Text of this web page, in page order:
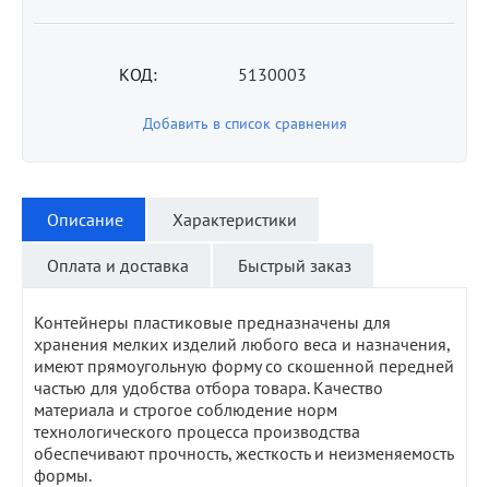
КОД: 5130003
Добавить в список сравнения
Описание Характеристики
Оплата и доставка Быстрый заказ
Контейнеры пластиковые предназначены для
хранения мелких изделий любого веса и назначения,
имеют прямоугольную форму со скошенной передней
частью для удобства отбора товара. Качество
материала и строгое соблюдение норм
технологического процесса производства
обеспечивают прочность, жесткость и неизменяемость
формы.